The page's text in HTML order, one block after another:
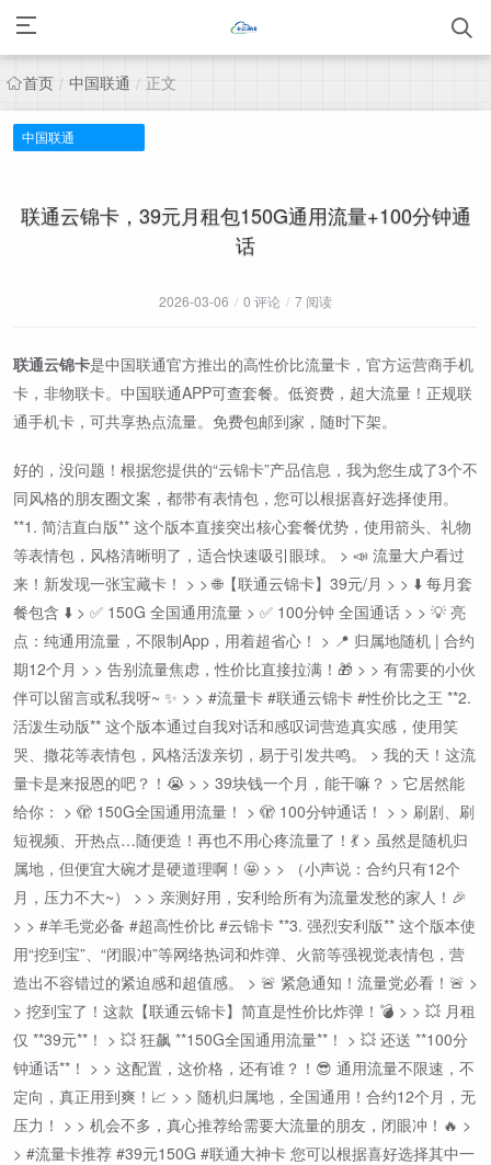
首页 / 中国联通 / 正文
中国联通
联通云锦卡，39元月租包150G通用流量+100分钟通
话
2026-03-06 / 0 评论 / 7 阅读
联通云锦卡是中国联通官方推出的高性价比流量卡，官方运营商手机
卡，非物联卡。中国联通APP可查套餐。低资费，超大流量！正规联
通手机卡，可共享热点流量。免费包邮到家，随时下架。
好的，没问题！根据您提供的“云锦卡”产品信息，我为您生成了3个不
同风格的朋友圈文案，都带有表情包，您可以根据喜好选择使用。
**1. 简洁直白版** 这个版本直接突出核心套餐优势，使用箭头、礼物
等表情包，风格清晰明了，适合快速吸引眼球。 > 📣 流量大户看过
来！新发现一张宝藏卡！ > > 🌐【联通云锦卡】39元/月 > > ⬇️ 每月套
餐包含 ⬇️ > ✅ 150G 全国通用流量 > ✅ 100分钟 全国通话 > > 💡 亮
点：纯通用流量，不限制App，用着超省心！ > 📍 归属地随机 | 合约
期12个月 > > 告别流量焦虑，性价比直接拉满！🎁 > > 有需要的小伙
伴可以留言或私我呀~ ✨ > > #流量卡 #联通云锦卡 #性价比之王 **2.
活泼生动版** 这个版本通过自我对话和感叹词营造真实感，使用笑
哭、撒花等表情包，风格活泼亲切，易于引发共鸣。 > 我的天！这流
量卡是来报恩的吧？！😭 > > 39块钱一个月，能干嘛？ > 它居然能
给你： > 🫣 150G全国通用流量！ > 🫣 100分钟通话！ > > 刷剧、刷
短视频、开热点…随便造！再也不用心疼流量了！💃 > 虽然是随机归
属地，但便宜大碗才是硬道理啊！🤩 > > （小声说：合约只有12个
月，压力不大~） > > 亲测好用，安利给所有为流量发愁的家人！🎉
> > #羊毛党必备 #超高性价比 #云锦卡 **3. 强烈安利版** 这个版本使
用“挖到宝”、“闭眼冲”等网络热词和炸弹、火箭等强视觉表情包，营
造出不容错过的紧迫感和超值感。 > 🚨 紧急通知！流量党必看！🚨 >
> 挖到宝了！这款【联通云锦卡】简直是性价比炸弹！💣 > > 💥 月租
仅 **39元**！ > 💥 狂飙 **150G全国通用流量**！ > 💥 还送 **100分
钟通话**！ > > 这配置，这价格，还有谁？！😎 通用流量不限速，不
定向，真正用到爽！📈 > > 随机归属地，全国通用！合约12个月，无
压力！ > > 机会不多，真心推荐给需要大流量的朋友，闭眼冲！🔥 >
> #流量卡推荐 #39元150G #联通大神卡 您可以根据喜好选择其中一